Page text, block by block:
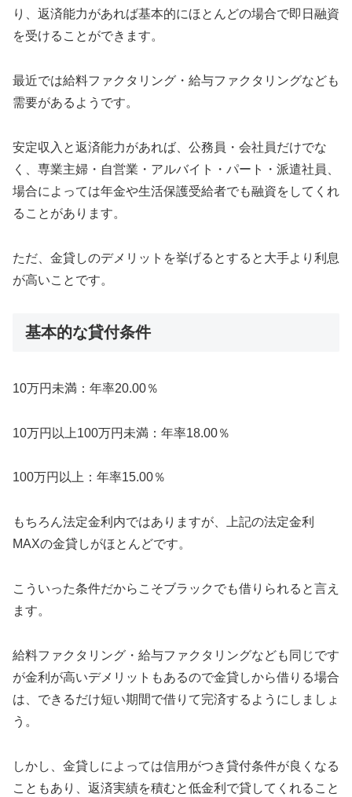
り、返済能力があれば基本的にほとんどの場合で即日融資
を受けることができます。
最近では給料ファクタリング・給与ファクタリングなども
需要があるようです。
安定収入と返済能力があれば、公務員・会社員だけでな
く、専業主婦・自営業・アルバイト・パート・派遣社員、
場合によっては年金や生活保護受給者でも融資をしてくれ
ることがあります。
ただ、金貸しのデメリットを挙げるとすると大手より利息
が高いことです。
基本的な貸付条件
10万円未満：年率20.00％
10万円以上100万円未満：年率18.00％
100万円以上：年率15.00％
もちろん法定金利内ではありますが、上記の法定金利
MAXの金貸しがほとんどです。
こういった条件だからこそブラックでも借りられると言え
ます。
給料ファクタリング・給与ファクタリングなども同じです
が金利が高いデメリットもあるので金貸しから借りる場合
は、できるだけ短い期間で借りて完済するようにしましょ
う。
しかし、金貸しによっては信用がつき貸付条件が良くなる
こともあり、返済実績を積むと低金利で貸してくれること